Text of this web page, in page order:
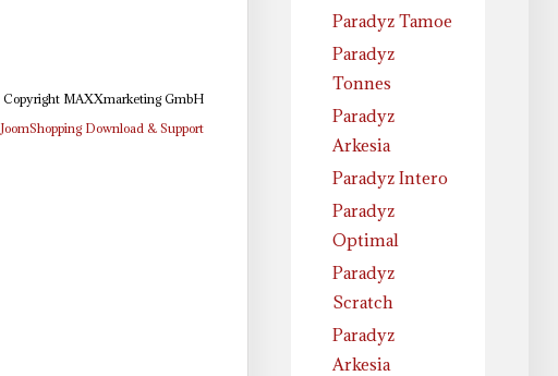
Copyright MAXXmarketing GmbH
JoomShopping Download & Support
Paradyz Tamoe
Paradyz
Tonnes
Paradyz
Arkesia
Paradyz Intero
Paradyz
Optimal
Paradyz
Scratch
Paradyz
Arkesia